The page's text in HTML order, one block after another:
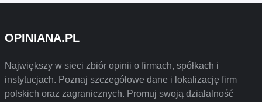
OPINIANA.PL
Największy w sieci zbiór opinii o firmach, spółkach i
instytucjach. Poznaj szczegółowe dane i lokalizację firm
polskich oraz zagranicznych. Promuj swoją działalność